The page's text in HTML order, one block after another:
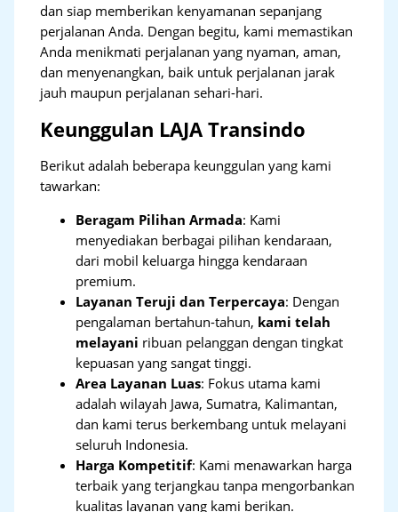
dan siap memberikan kenyamanan sepanjang
perjalanan Anda. Dengan begitu, kami memastikan
Anda menikmati perjalanan yang nyaman, aman,
dan menyenangkan, baik untuk perjalanan jarak
jauh maupun perjalanan sehari-hari.
Keunggulan LAJA Transindo
Berikut adalah beberapa keunggulan yang kami
tawarkan:
Beragam Pilihan Armada: Kami
menyediakan berbagai pilihan kendaraan,
dari mobil keluarga hingga kendaraan
premium.
Layanan Teruji dan Terpercaya: Dengan
pengalaman bertahun-tahun, kami telah
melayani ribuan pelanggan dengan tingkat
kepuasan yang sangat tinggi.
Area Layanan Luas: Fokus utama kami
adalah wilayah Jawa, Sumatra, Kalimantan,
dan kami terus berkembang untuk melayani
seluruh Indonesia.
Harga Kompetitif: Kami menawarkan harga
terbaik yang terjangkau tanpa mengorbankan
kualitas layanan yang kami berikan.